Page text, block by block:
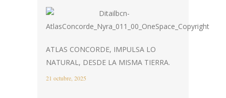
ATLAS CONCORDE, IMPULSA LO
NATURAL, DESDE LA MISMA TIERRA.
21 octubre, 2025